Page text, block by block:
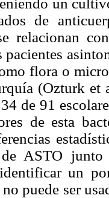
un
de
relacionan
pacientes
flora o
(Ozturk
de 91
de esta
ASTO junto
un
puede ser